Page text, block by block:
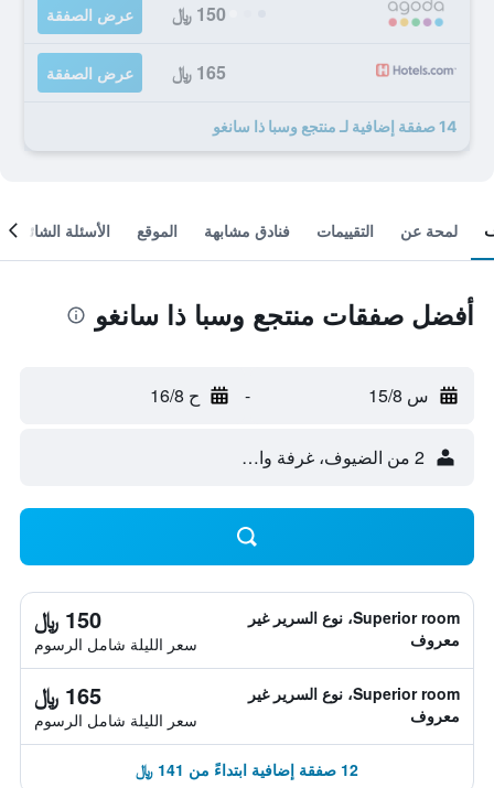
150 ﷼ عرض الصفقة
165 ﷼ عرض الصفقة
14 صفقة إضافية لـ منتجع وسبا ذا سانغو
لمحة عن التقييمات فنادق مشابهة الموقع الأسئلة الشائعة
أفضل صفقات منتجع وسبا ذا سانغو
س 15/8 - ح 16/8
2 من الضيوف، غرفة واحدة
Superior room، نوع السرير غير
معروف
150 ﷼
سعر الليلة شامل الرسوم
Superior room، نوع السرير غير
معروف
165 ﷼
سعر الليلة شامل الرسوم
12 صفقة إضافية ابتداءً من 141 ﷼